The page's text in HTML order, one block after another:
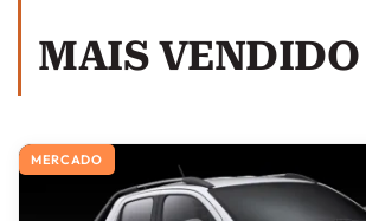
MAIS VENDIDO
MERCADO